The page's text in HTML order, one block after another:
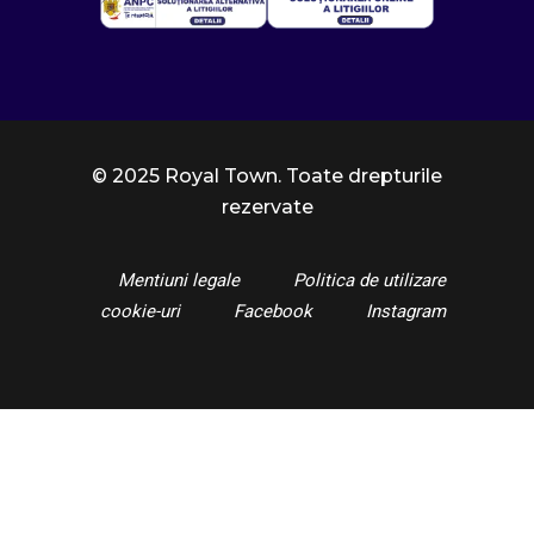
© 2025 Royal Town. Toate drepturile
rezervate
Mentiuni legale
Politica de utilizare
cookie-uri
Facebook Instagram